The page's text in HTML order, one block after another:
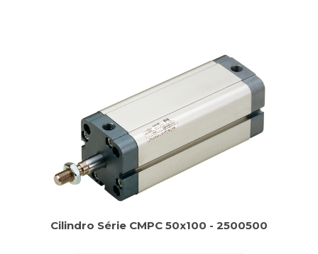
Cilindro Série CMPC 50x100 - 2500500